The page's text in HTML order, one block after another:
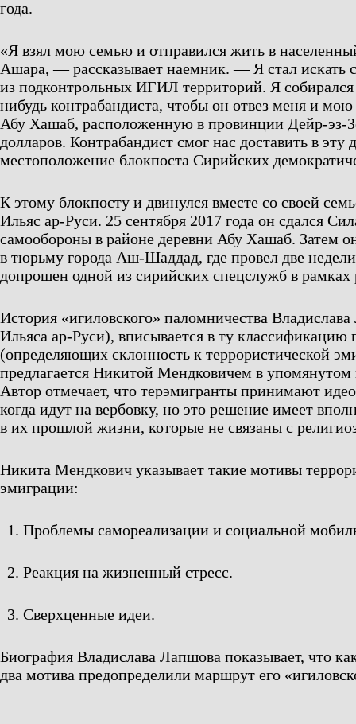
года.
«Я взял мою семью и отправился жить в
Ашара, — рассказывает наемник. — Я стал искать
из подконтрольных ИГИЛ территорий. Я собирался
нибудь контрабандиста, чтобы он отвез меня и
Абу Хашаб, расположенную в провинции Дейр-эз-
долларов. Контрабандист смог нас доставить в эту
местоположение блокпоста Сирийских
К этому блокпосту и двинулся вместе со своей
Ильяс ар-Руси. 25 сентября 2017 года он сдался
самообороны в районе деревни Абу Хашаб. Затем
в тюрьму города Аш-Шаддад, где провел две
допрошен одной из сирийских спецслужб в рамках
История «игиловского» паломничества
Ильяса ар-Руси), вписывается в ту классификацию
(определяющих склонность к террористической
предлагается Никитой Мендковичем в
Автор отмечает, что терэмигранты принимают
когда идут на вербовку, но это решение имеет
в их прошлой жизни, которые не связаны с
Никита Мендкович указывает такие мотивы
эмиграции:
Проблемы самореализации и социальной
Реакция на жизненный стресс.
Сверхценные идеи.
Биография Владислава Лапшова показывает, что
два мотива предопределили маршрут его